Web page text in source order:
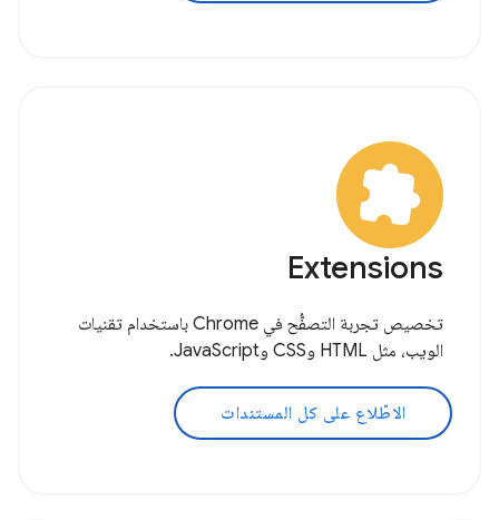
Extensions
تخصيص تجربة التصفُّح في Chrome باستخدام تقنيات
الويب، مثل HTML وCSS وJavaScript.
الاطّلاع على كل المستندات